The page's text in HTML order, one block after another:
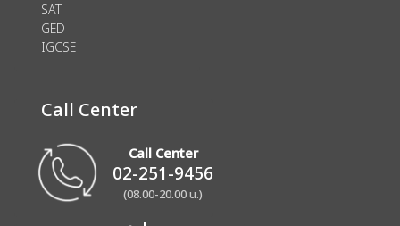
SAT
GED
IGCSE
Call Center
Call Center
02-251-9456
(08.00-20.00 น.)